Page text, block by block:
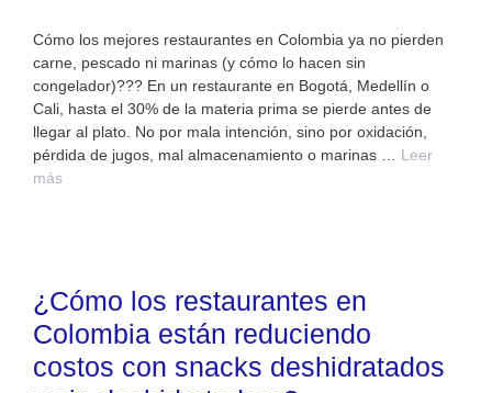
Cómo los mejores restaurantes en Colombia ya no pierden
carne, pescado ni marinas (y cómo lo hacen sin
congelador)??? En un restaurante en Bogotá, Medellín o
Cali, hasta el 30% de la materia prima se pierde antes de
llegar al plato. No por mala intención, sino por oxidación,
pérdida de jugos, mal almacenamiento o marinas … Leer
más
¿Cómo los restaurantes en
Colombia están reduciendo
costos con snacks deshidratados